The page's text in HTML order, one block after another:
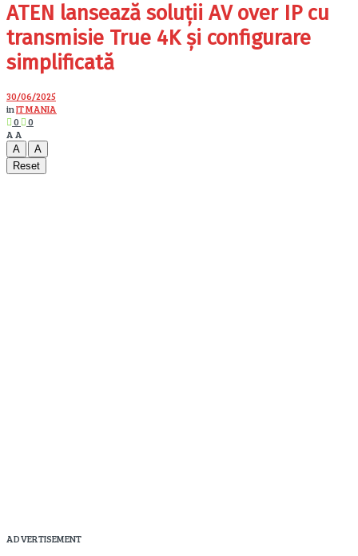
ATEN lansează soluții AV over IP cu
transmisie True 4K și configurare
simplificată
30/06/2025
inIT MANIA
0
0
A A
A
A
Reset
ADVERTISEMENT